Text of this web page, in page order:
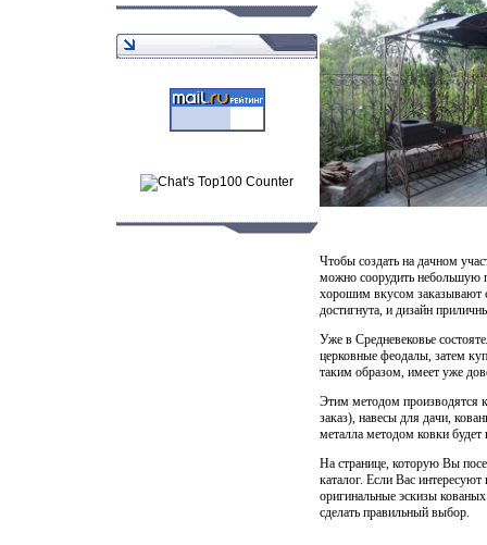
Чтобы создать на дачном
можно соорудить небольшую
хорошим вкусом заказывают
достигнута, и дизайн
Уже в Средневековье
церковные феодалы, затем
таким образом, имеет уже
Этим методом производятся
заказ), навесы для дачи,
металла методом ковки будет
На странице, которую Вы
каталог. Если Вас
оригинальные эскизы
сделать правильный выбор.